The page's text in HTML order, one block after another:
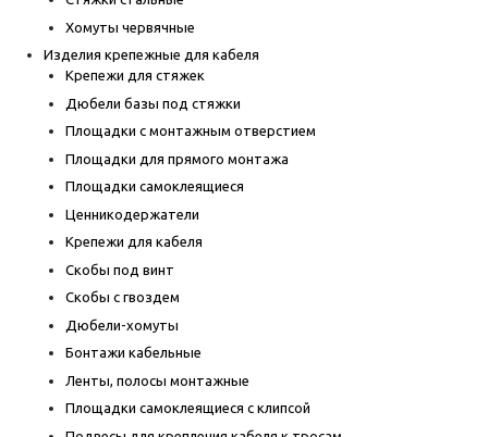
Хомуты червячные
Изделия крепежные для кабеля
Крепежи для стяжек
Дюбели базы под стяжки
Площадки с монтажным отверстием
Площадки для прямого монтажа
Площадки самоклеящиеся
Ценникодержатели
Крепежи для кабеля
Скобы под винт
Скобы с гвоздем
Дюбели-хомуты
Бонтажи кабельные
Ленты, полосы монтажные
Площадки самоклеящиеся с клипсой